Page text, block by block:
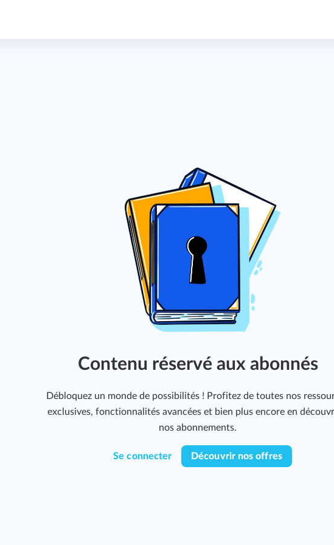
Contenu réservé aux abonnés
Débloquez un monde de possibilités ! Profitez de toutes nos
exclusives, fonctionnalités avancées et bien plus encore en
nos abonnements.
Se connecter Découvrir nos offres